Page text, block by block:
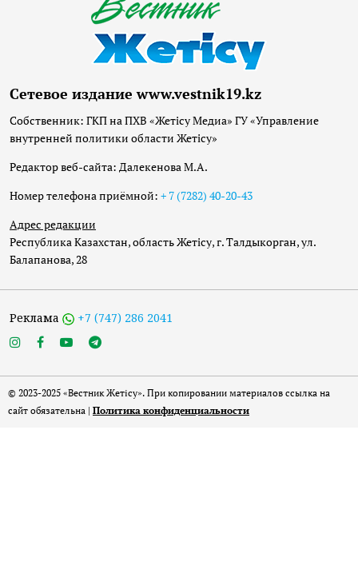
Сетевое издание www.vestnik19.kz
Собственник: ГКП на ПХВ «Жетісу Медиа» ГУ «Управление
внутренней политики области Жетісу»
Редактор веб-сайта: Далекенова М.А.
Номер телефона приёмной: + 7 (7282) 40-20-43
Адрес редакции
Республика Казахстан, область Жетісу, г. Талдыкорган, ул.
Балапанова, 28
Реклама +7 (747) 286 2041
© 2023-2025 «Вестник Жетісу». При копировании материалов ссылка на
сайт обязательна | Политика конфиденциальности